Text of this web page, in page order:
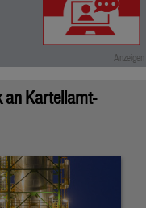
an Kartellamt-